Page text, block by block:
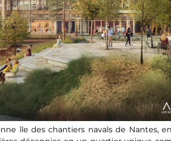
île des chantiers navals de Nantes,